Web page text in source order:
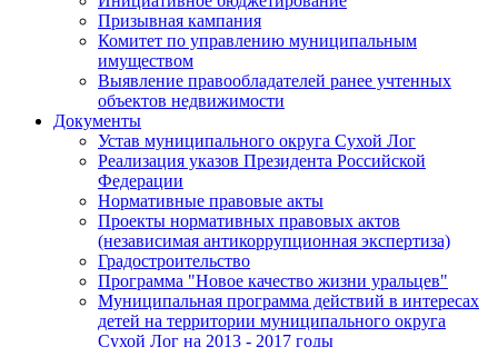
Призывная кампания
Комитет по управлению муниципальным
имуществом
Выявление правообладателей ранее учтенных
объектов недвижимости
Документы
Устав муниципального округа Сухой Лог
Реализация указов Президента Российской
Федерации
Нормативные правовые акты
Проекты нормативных правовых актов
(независимая антикоррупционная экспертиза)
Градостроительство
Программа "Новое качество жизни уральцев"
Муниципальная программа действий в интересах
детей на территории муниципального округа
Сухой Лог на 2013 - 2017 годы